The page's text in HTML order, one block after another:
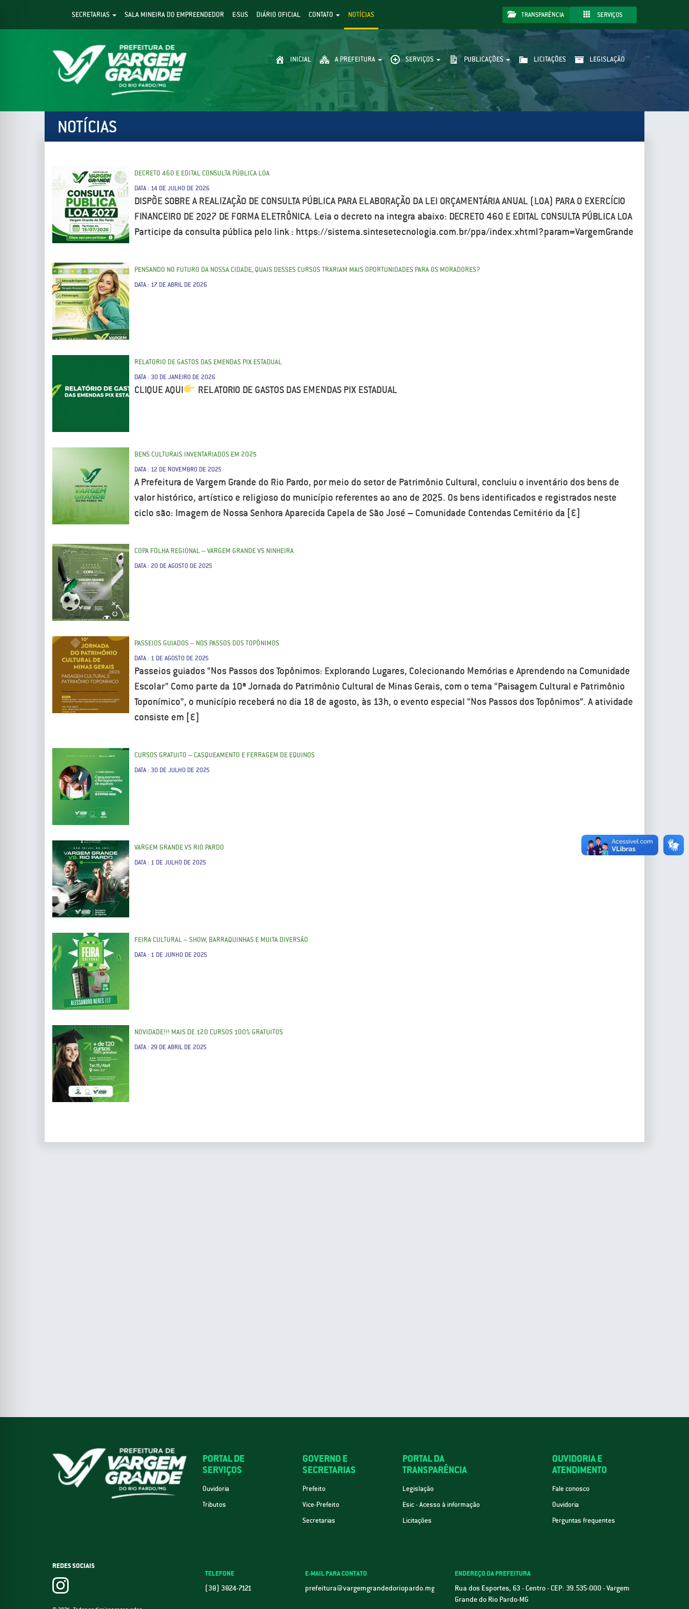
SECRETARIAS SALA MINEIRA DO EMPREENDEDOR E-SUS DIÁRIO OFICIAL CONTATO NOTÍCIAS TRANSPARÊNCIA SERVIÇOS
INICIAL A PREFEITURA SERVIÇOS PUBLICAÇÕES LICITAÇÕES LEGISLAÇÃO
NOTÍCIAS
DECRETO 460 E EDITAL CONSULTA PÚBLICA LOA
DATA : 14 DE JULHO DE 2026
DISPÕE SOBRE A REALIZAÇÃO DE CONSULTA PÚBLICA PARA ELABORAÇÃO DA LEI ORÇAMENTÁRIA ANUAL (LOA) PARA O EXERCÍCIO
FINANCEIRO DE 2027 DE FORMA ELETRÔNICA. Leia o decreto na integra abaixo: DECRETO 460 E EDITAL CONSULTA PÚBLICA LOA
Participe da consulta pública pelo link : https://sistema.sintesetecnologia.com.br/ppa/index.xhtml?param=VargemGrande
PENSANDO NO FUTURO DA NOSSA CIDADE, QUAIS DESSES CURSOS TRARIAM MAIS OPORTUNIDADES PARA OS MORADORES?
DATA : 17 DE ABRIL DE 2026
RELATORIO DE GASTOS DAS EMENDAS PIX ESTADUAL
DATA : 30 DE JANEIRO DE 2026
CLIQUE AQUI RELATORIO DE GASTOS DAS EMENDAS PIX ESTADUAL
BENS CULTURAIS INVENTARIADOS EM 2025
DATA : 12 DE NOVEMBRO DE 2025
A Prefeitura de Vargem Grande do Rio Pardo, por meio do setor de Patrimônio Cultural, concluiu o inventário dos bens de
valor histórico, artístico e religioso do município referentes ao ano de 2025. Os bens identificados e registrados neste
ciclo são: Imagem de Nossa Senhora Aparecida Capela de São José – Comunidade Contendas Cemitério da […]
COPA FOLHA REGIONAL – VARGEM GRANDE VS NINHEIRA
DATA : 20 DE AGOSTO DE 2025
PASSEIOS GUIADOS – NOS PASSOS DOS TOPÔNIMOS
DATA : 1 DE AGOSTO DE 2025
Passeios guiados “Nos Passos dos Topônimos: Explorando Lugares, Colecionando Memórias e Aprendendo na Comunidade
Escolar” Como parte da 10ª Jornada do Patrimônio Cultural de Minas Gerais, com o tema “Paisagem Cultural e Patrimônio
Toponímico”, o município receberá no dia 18 de agosto, às 13h, o evento especial “Nos Passos dos Topônimos”. A atividade
consiste em […]
CURSOS GRATUITO – CASQUEAMENTO E FERRAGEM DE EQUINOS
DATA : 30 DE JULHO DE 2025
VARGEM GRANDE VS RIO PARDO
DATA : 1 DE JULHO DE 2025
FEIRA CULTURAL – SHOW, BARRAQUINHAS E MUITA DIVERSÃO
DATA : 1 DE JUNHO DE 2025
NOVIDADE!!! MAIS DE 120 CURSOS 100% GRATUITOS
DATA : 29 DE ABRIL DE 2025
PORTAL DE
SERVIÇOS
Ouvidoria
Tributos
GOVERNO E
SECRETARIAS
Prefeito
Vice-Prefeito
Secretarias
PORTAL DA
TRANSPARÊNCIA
Legislação
Esic - Acesso à informação
Licitações
OUVIDORIA E
ATENDIMENTO
Fale conosco
Ouvidoria
Perguntas frequentes
REDES SOCIAIS
TELEFONE
(38) 3824-7121
E-MAIL PARA CONTATO
prefeitura@vargemgrandedoriopardo.mg.gov.br
ENDEREÇO DA PREFEITURA
Rua dos Esportes, 63 - Centro - CEP: 39.535-000 - Vargem
Grande do Rio Pardo-MG